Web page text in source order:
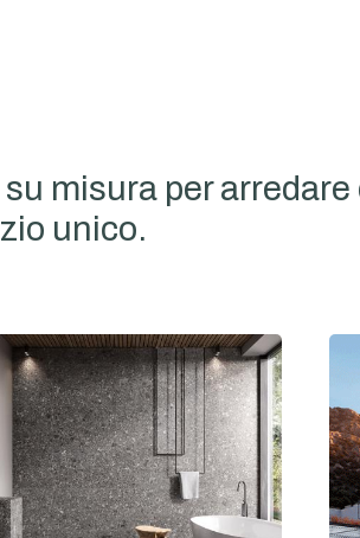
misura per arredare
unico.